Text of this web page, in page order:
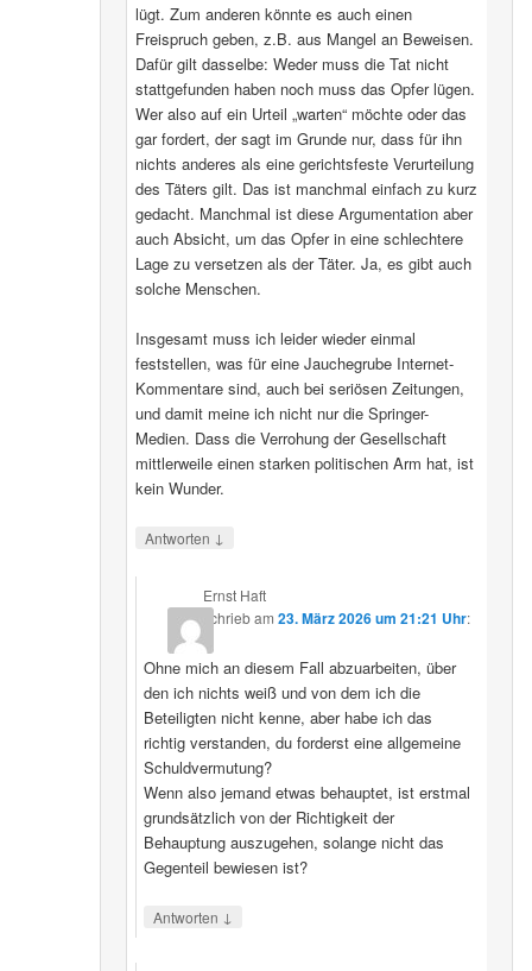
lügt. Zum anderen könnte es auch einen
Freispruch geben, z.B. aus Mangel an Beweisen.
Dafür gilt dasselbe: Weder muss die Tat nicht
stattgefunden haben noch muss das Opfer lügen.
Wer also auf ein Urteil „warten“ möchte oder das
gar fordert, der sagt im Grunde nur, dass für ihn
nichts anderes als eine gerichtsfeste Verurteilung
des Täters gilt. Das ist manchmal einfach zu kurz
gedacht. Manchmal ist diese Argumentation aber
auch Absicht, um das Opfer in eine schlechtere
Lage zu versetzen als der Täter. Ja, es gibt auch
solche Menschen.
Insgesamt muss ich leider wieder einmal
feststellen, was für eine Jauchegrube Internet-
Kommentare sind, auch bei seriösen Zeitungen,
und damit meine ich nicht nur die Springer-
Medien. Dass die Verrohung der Gesellschaft
mittlerweile einen starken politischen Arm hat, ist
kein Wunder.
Antworten ↓
Ernst Haft
schriebam23. März 2026 um 21:21 Uhr:
Ohne mich an diesem Fall abzuarbeiten, über
den ich nichts weiß und von dem ich die
Beteiligten nicht kenne, aber habe ich das
richtig verstanden, du forderst eine allgemeine
Schuldvermutung?
Wenn also jemand etwas behauptet, ist erstmal
grundsätzlich von der Richtigkeit der
Behauptung auszugehen, solange nicht das
Gegenteil bewiesen ist?
Antworten ↓